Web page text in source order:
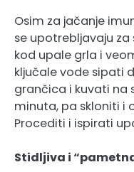
Osim za jačanje
se upotrebljavaju
kod upale grla i
ključale vode sipati
grančica i kuvati na
minuta, pa skloniti i
Procediti i ispirati
Stidljiva i